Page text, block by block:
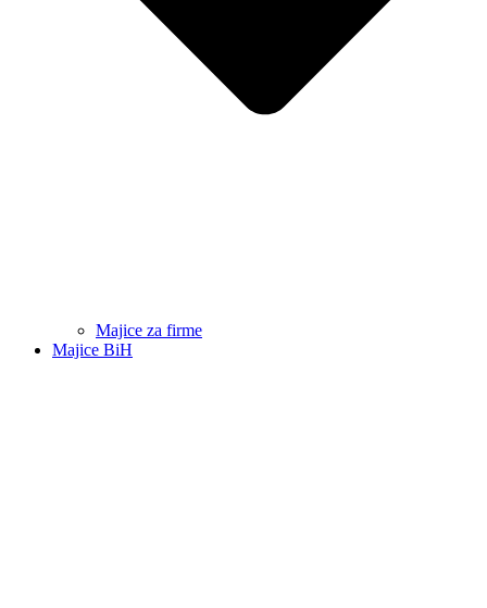
Majice za firme
Majice BiH